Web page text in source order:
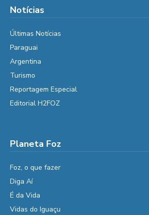
Notícias
Últimas Notícias
Paraguai
Argentina
Turismo
Reportagem Especial
Editorial H2FOZ
Planeta Foz
Foz, o que fazer
Diga Aí
É da Vida
Vidas do Iguaçu